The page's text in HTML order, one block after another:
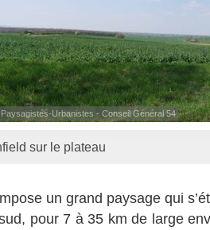
Urbanistes - Conseil Général 54
sur le plateau
un grand paysage qui
pour 7 à 35 km de large